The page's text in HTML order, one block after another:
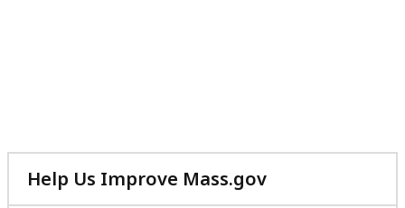
Help Us Improve Mass.gov
with